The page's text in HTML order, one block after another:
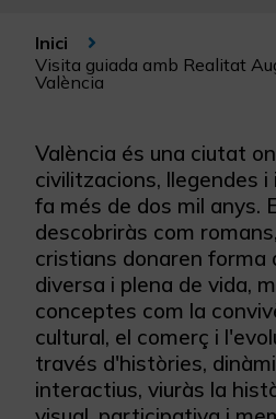
Inici
Visita guiada amb Realitat
València
València és una ciutat
civilitzacions, llegendes
fa més de dos mil anys.
descobriràs com
cristians donaren forma
diversa i plena de vida,
conceptes com la
cultural, el comerç i
través d'històries,
interactius, viuràs la